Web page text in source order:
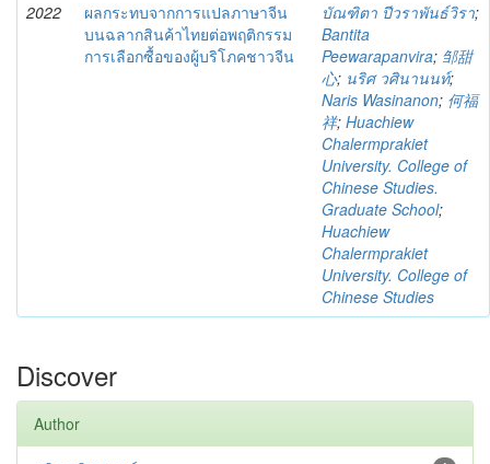
2022
ผลกระทบจากการแปลภาษาจีน
บนฉลากสินค้าไทยต่อพฤติกรรม
การเลือกซื้อของผู้บริโภคชาวจีน
บัณฑิตา ปีวราพันธ์วิรา;
Bantita
Peewarapanvira; 邹甜
心; นริศ วศินานนท์;
Naris Wasinanon; 何福
祥; Huachiew
Chalermprakiet
University. College of
Chinese Studies.
Graduate School;
Huachiew
Chalermprakiet
University. College of
Chinese Studies
Discover
Author